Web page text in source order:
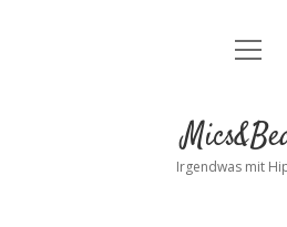
Kontakt
facebook
Menü
Irgendwas mit